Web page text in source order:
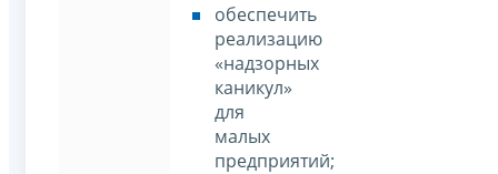
обеспечить
реализацию
«надзорных
каникул»
для
малых
предприятий;